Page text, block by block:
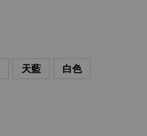
天藍 白色